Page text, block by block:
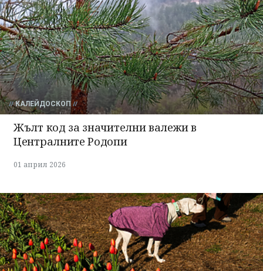
КАЛЕЙДОСКОП
Жълт код за значителни валежи в
Централните Родопи
01 април 2026